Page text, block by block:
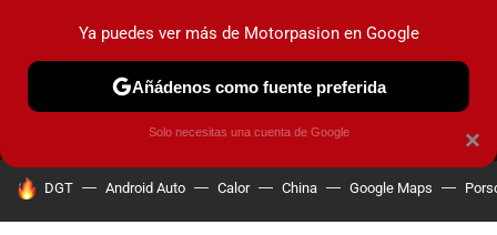
MENÚ NUEVO
COCHES ELÉCTRICOS OBSERVATORIO
HOY SE HABLA DE
DGT Android Auto Calor China Google Maps
×
Ya puedes ver más de Motorpasion en Google
Añádenos como fuente preferida
Solo necesitas una cuenta de Google